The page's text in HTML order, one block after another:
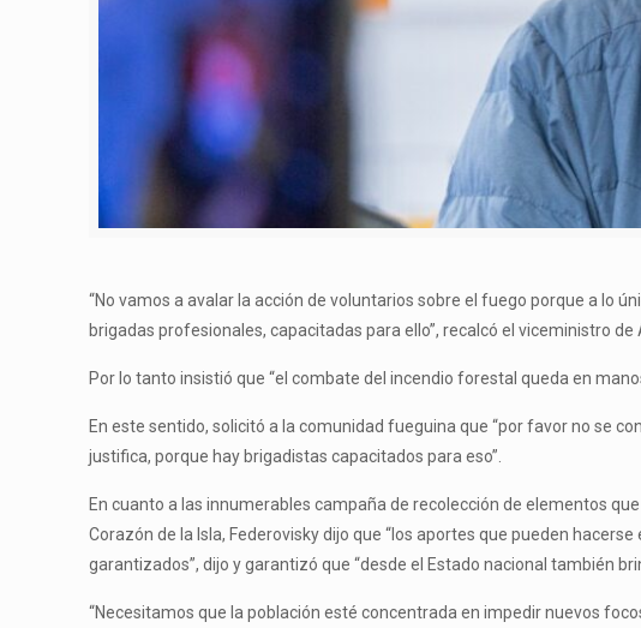
“No vamos a avalar la acción de voluntarios sobre el fuego porque a lo
brigadas profesionales, capacitadas para ello”, recalcó el viceministro
Por lo tanto insistió que “el combate del incendio forestal queda en
En este sentido, solicitó a la comunidad fueguina que “por favor no se
justifica, porque hay brigadistas capacitados para eso”.
En cuanto a las innumerables campaña de recolección de elementos
Corazón de la Isla, Federovisky dijo que “los aportes que pueden
garantizados”, dijo y garantizó que “desde el Estado nacional también
“Necesitamos que la población esté concentrada en impedir nuevos